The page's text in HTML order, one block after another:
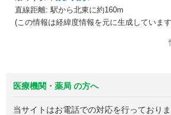
直線距離: 駅から北東に約160m
(この情報は経緯度情報を元に生成していま
医療機関・薬局 の方へ
当サイトはお電話での対応を行っておりま